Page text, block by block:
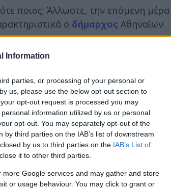
Information
parties, or processing of your personal or
us, please use the below opt-out section to
opt-out request is processed you may
information utilized by us or personal
opt-out. You may separately opt-out of the
third parties on the IAB’s list of downstream
by us to third parties on the IAB’s List of
it to other third parties.
Google services and may gather and store
or usage behaviour. You may click to grant or
ποιος; Άλλωστε, την επόμενη μέρα
ο δήμαρχος Αθηναίων